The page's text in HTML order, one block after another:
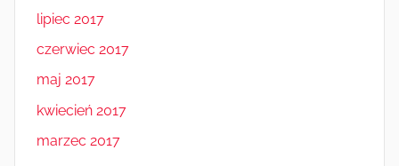
lipiec 2017
czerwiec 2017
maj 2017
kwiecień 2017
marzec 2017